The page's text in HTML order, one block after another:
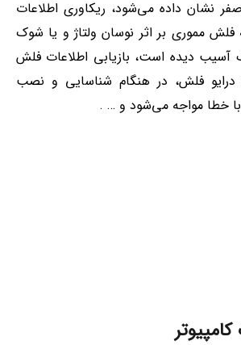
نشان داده می‌شود، ریکاوری اطلاعات
مموری بر اثر نوسان ولتاژ و یا شوک
آسیب دیده است، بازیابی اطلاعات فلش
درایو فلش، در هنگام شناسایی و نصب
با خطا مواجه می‌شود و … .
کامپیوتر